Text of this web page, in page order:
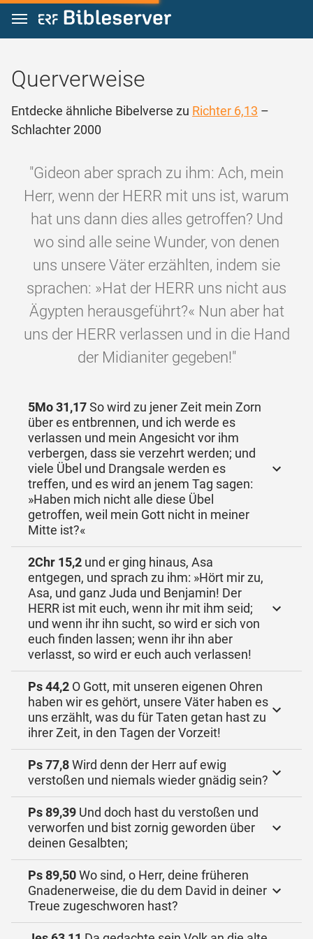
Zum Inhalt springen
Querverweise
Entdecke ähnliche Bibelverse zu Richter 6,13 –
Schlachter 2000
"Gideon aber sprach zu ihm: Ach, mein
Herr, wenn der HERR mit uns ist, warum
hat uns dann dies alles getroffen? Und
wo sind alle seine Wunder, von denen
uns unsere Väter erzählten, indem sie
sprachen: »Hat der HERR uns nicht aus
Ägypten herausgeführt?« Nun aber hat
uns der HERR verlassen und in die Hand
der Midianiter gegeben!"
5Mo 31,17So wird zu jener Zeit mein Zorn
über es entbrennen, und ich werde es
verlassen und mein Angesicht vor ihm
verbergen, dass sie verzehrt werden; und
viele Übel und Drangsale werden es
treffen, und es wird an jenem Tag sagen:
»Haben mich nicht alle diese Übel
getroffen, weil mein Gott nicht in meiner
Mitte ist?«
2Chr 15,2 und er ging hinaus, Asa
entgegen, und sprach zu ihm: »Hört mir zu,
Asa, und ganz Juda und Benjamin! Der
HERR ist mit euch, wenn ihr mit ihm seid;
und wenn ihr ihn sucht, so wird er sich von
euch finden lassen; wenn ihr ihn aber
verlasst, so wird er euch auch verlassen!
Ps 44,2 O Gott, mit unseren eigenen Ohren
haben wir es gehört, unsere Väter haben es
uns erzählt, was du für Taten getan hast zu
ihrer Zeit, in den Tagen der Vorzeit!
Ps 77,8Wird denn der Herr auf ewig
verstoßen und niemals wieder gnädig sein?
Ps 89,39 Und doch hast du verstoßen und
verworfen und bist zornig geworden über
deinen Gesalbten;
Ps 89,50Wo sind, o Herr, deine früheren
Gnadenerweise, die du dem David in deiner
Treue zugeschworen hast?